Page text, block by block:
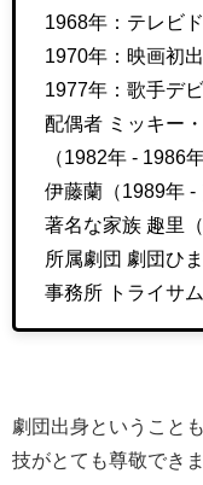
1968年：テレビ
1970年：映画初
1977年：歌手デ
配偶者 ミッキー
（1982年 - 1986年
伊藤蘭（1989年 -
著名な家族 趣里（
所属劇団 劇団ひ
事務所 トライサム
劇団出身ということ
技がとても尊敬でき